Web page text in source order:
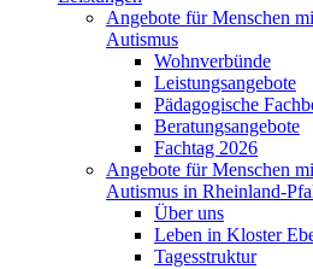
Angebote für Menschen
Autismus
Wohnverbünde
Leistungsangebote
Pädagogische
Beratungsangebote
Fachtag 2026
Angebote für Menschen
Autismus in Rheinland-
Über uns
Leben in Kloster
Tagesstruktur